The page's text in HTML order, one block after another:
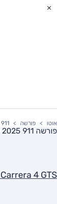
אוטו פורשה 911
פורשה 911 2025
Carrera 4 GTS קבריולה, אוט', 3.6 ל' טורבו, 4x4